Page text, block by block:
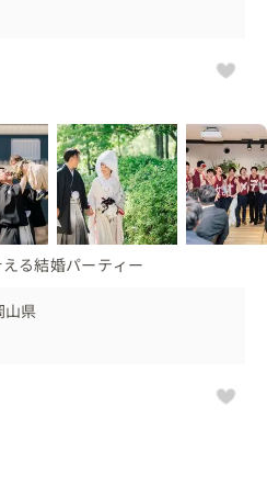
る結婚パーティー
山県